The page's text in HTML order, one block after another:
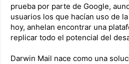
prueba por parte de Google,
usuarios los que hacían uso de
hoy, anhelan encontrar una
replicar todo el potencial del
Darwin Mail nace como una